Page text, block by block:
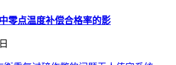
零点温度补偿合格率的影